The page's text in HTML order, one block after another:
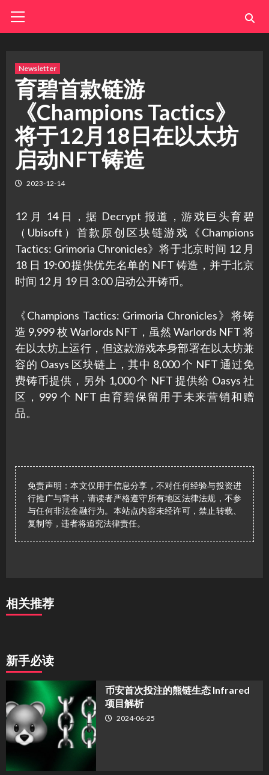
Menu
Newsletter
育碧首款链游
《Champions Tactics》
将于12月18日在以太坊
启动NFT铸造
2023-12-14
12 月 14 日，据 Decrypt 报道，游戏巨头育碧
（Ubisoft）首款原创区块链游戏《Champions
Tactics: Grimoria Chronicles》将于北京时间 12 月
18 日 19:00 提供优先名单的 NFT 铸造，并于北京
时间 12 月 19 日 3:00 启动公开铸币。
《Champions Tactics: Grimoria Chronicles》将铸
造 9,999 枚 Warlords NFT，虽然 Warlords NFT 将
在以太坊上运行，但这款游戏本身部署在以太坊兼
容的 Oasys 区块链上，其中 8,000 个 NFT 通过免
费铸币提供，另外 1,000 个 NFT 提供给 Oasys 社
区，999 个 NFT 由育碧保留用于未来营销和赠
品。
免责声明：本文仅用于信息分享，不对任何经验与投资进
行推广与背书，请读者严格遵守所有地区法律法规，不参
与任何非法金融行为。本站点内容未经许可，禁止转载、
复制等，违者将追究法律责任。
相关推荐
新手必读
币安首次投注的熊链生态 Infrared
项目解析
2024-06-25